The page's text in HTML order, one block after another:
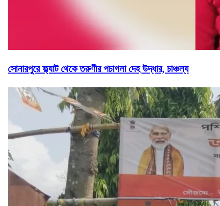
সোনারপুরে ফ্ল্যাট থেকে তরুণীর পচাগলা দেহ উদ্ধার, চাঞ্চল্য